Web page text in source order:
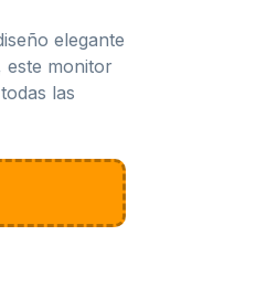
elegante
este monitor
las